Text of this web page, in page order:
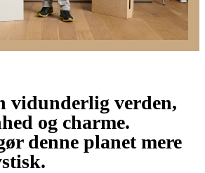
vidunderlig verden,
og charme.
denne planet mere